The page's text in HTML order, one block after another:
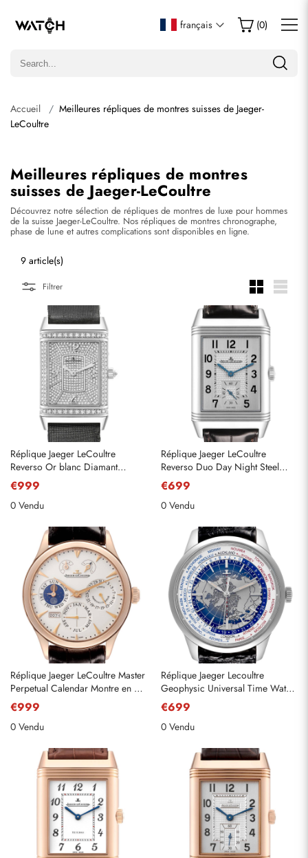
français (0)
Accueil
Meilleures répliques de montres suisses de Jaeger-
LeCoultre
Meilleures répliques de montres
suisses de Jaeger-LeCoultre
Découvrez notre sélection de répliques de montres de luxe pour hommes
de la suisse Jaeger-LeCoultre. Nos répliques de montres chronographe,
phase de lune et autres complications sont disponibles en ligne.
9 article(s)
Filtrer
Réplique Jaeger LeCoultre
Reverso Or blanc Diamant
Montre Dames 259.3.74
Q3313407
€999
0 Vendu
Réplique Jaeger LeCoultre
Reverso Duo Day Night Steel
Watch 215,8. D4 Q3848420
€699
0 Vendu
Réplique Jaeger LeCoultre Master
Perpetual Calendar Montre en or
rose 174.2.26. S Q1612520
€999
0 Vendu
Réplique Jaeger Lecoultre
Geophysic Universal Time Watch
503,8. T2. S Q8108420
€699
0 Vendu